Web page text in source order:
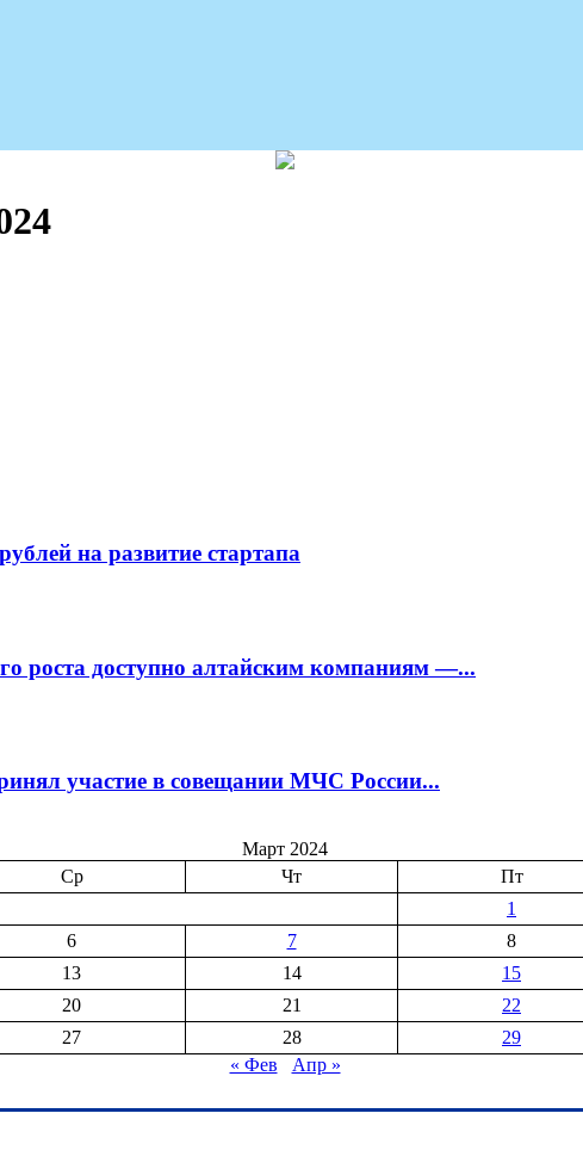
на развитие стартапа
роста доступно алтайским компаниям —...
участие в совещании МЧС России...
Март 2024
Ср Чт Пт
1
6 7 8
13 14 15
20 21 22
27 28 29
« Фев
Апр »